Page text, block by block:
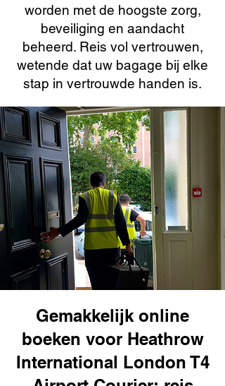
worden met de hoogste zorg,
beveiliging en aandacht
beheerd. Reis vol vertrouwen,
wetende dat uw bagage bij elke
stap in vertrouwde handen is.
Gemakkelijk online
boeken voor Heathrow
International London T4